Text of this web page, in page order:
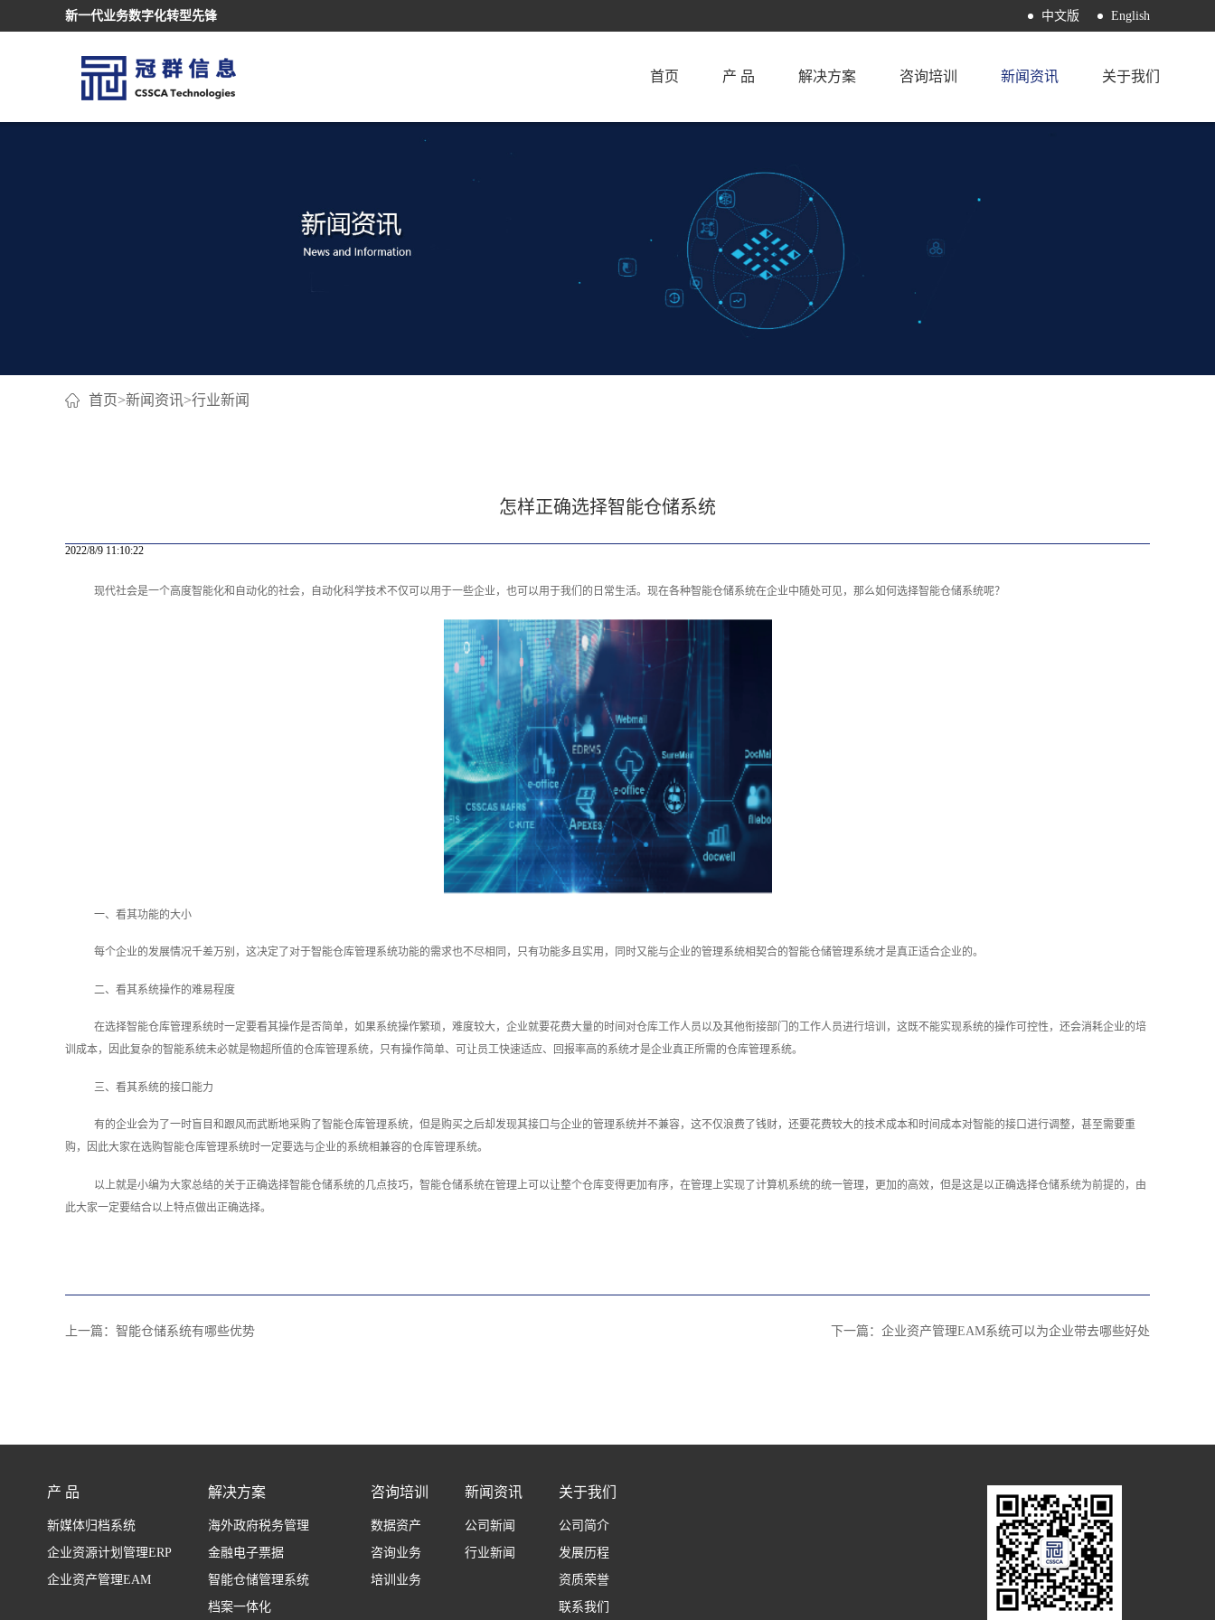
新一代业务数字化转型先锋 中文版 English
首页 产 品 解决方案 咨询培训 新闻资讯 关于我们
首页>新闻资讯>行业新闻
怎样正确选择智能仓储系统
2022/8/9 11:10:22
现代社会是一个高度智能化和自动化的社会，自动化科学技术不仅可以用于一些企业，也可以用于我们的日常生活。现在各种智能仓储系统在企业中随处可见，那么如何选择智能仓储系统‍呢？
一、看其功能的大小
每个企业的发展情况千差万别，这决定了对于智能仓库管理系统功能的需求也不尽相同，只有功能多且实用，同时又能与企业的管理系统相契合的智能仓储管理系统才是真正适合企业的。
二、看其系统操作的难易程度
在选择智能仓库管理系统时一定要看其操作是否简单，如果系统操作繁琐，难度较大，企业就要花费大量的时间对仓库工作人员以及其他衔接部门的工作人员进行培训，这既不能实现系统的操作可控性，还会消耗企业的培
训成本，因此复杂的智能系统未必就是物超所值的仓库管理系统，只有操作简单、可让员工快速适应、回报率高的系统才是企业真正所需的仓库管理系统。
三、看其系统的接口能力
有的企业会为了一时盲目和跟风而武断地采购了智能仓库管理系统，但是购买之后却发现其接口与企业的管理系统并不兼容，这不仅浪费了钱财，还要花费较大的技术成本和时间成本对智能的接口进行调整，甚至需要重
购，因此大家在选购智能仓库管理系统时一定要选与企业的系统相兼容的仓库管理系统。
以上就是小编为大家总结的关于正确选择智能仓储系统的几点技巧，‍智能仓储系统在管理上可以让整个仓库变得更加有序，在管理上实现了计算机系统的统一管理，更加的高效，但是这是以正确选择仓储系统为前提的，由
此大家一定要结合以上特点做出正确选择。
上一篇： 智能仓储系统有哪些优势 下一篇： 企业资产管理EAM系统可以为企业带去哪些好处
产 品
新媒体归档系统
企业资源计划管理ERP
企业资产管理EAM
解决方案
海外政府税务管理
金融电子票据
智能仓储管理系统
档案一体化
咨询培训
数据资产
咨询业务
培训业务
新闻资讯
公司新闻
行业新闻
关于我们
公司简介
发展历程
资质荣誉
联系我们